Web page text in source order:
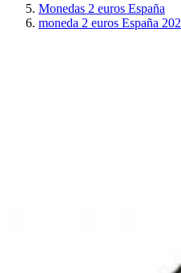
Monedas 2 euros España
moneda 2 euros España